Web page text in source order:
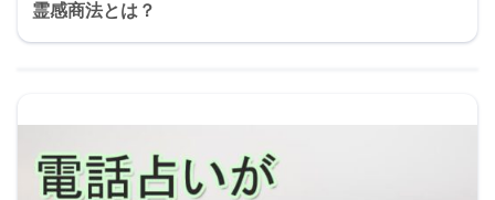
霊感商法とは？